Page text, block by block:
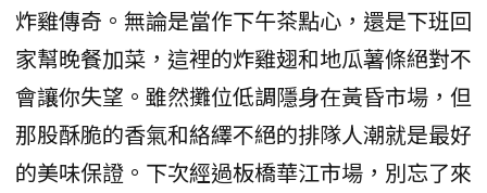
炸雞傳奇。無論是當作下午茶點心，還是下班回
家幫晚餐加菜，這裡的炸雞翅和地瓜薯條絕對不
會讓你失望。雖然攤位低調隱身在黃昏市場，但
那股酥脆的香氣和絡繹不絕的排隊人潮就是最好
的美味保證。下次經過板橋華江市場，別忘了來